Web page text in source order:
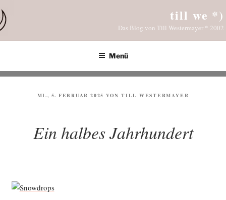
Inhalt
springen
till we *)
Das Blog von Till Westermayer * 2002
Menü
VERÖFFENTLICHT
MI., 5. FEBRUAR 2025 VON TILL WESTERMAYER
Ein halbes Jahrhundert